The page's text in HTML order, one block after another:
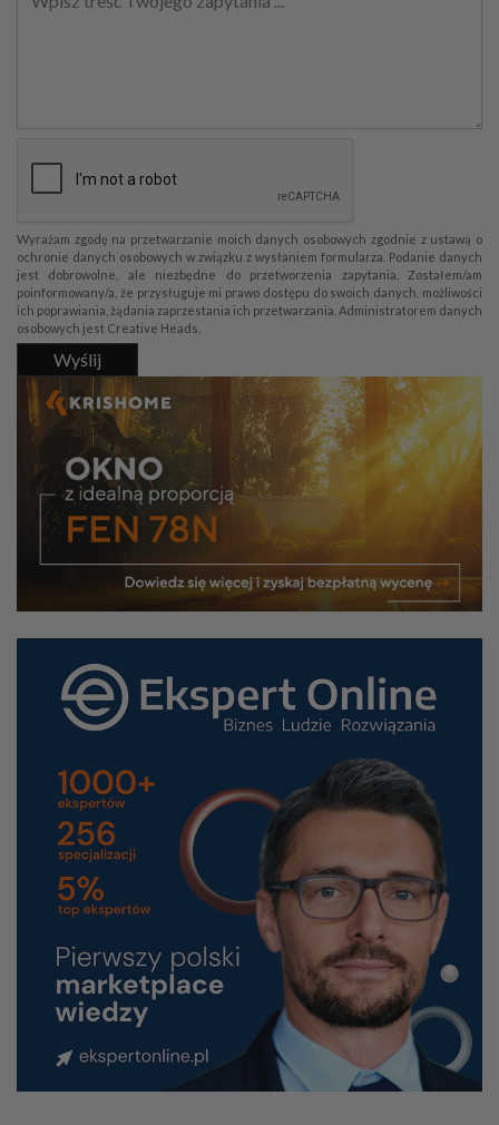
Wyrażam zgodę na przetwarzanie moich danych osobowych zgodnie z ustawą o
ochronie danych osobowych w związku z wysłaniem formularza. Podanie danych
jest dobrowolne, ale niezbędne do przetworzenia zapytania. Zostałem/am
poinformowany/a, że przysługuje mi prawo dostępu do swoich danych, możliwości
ich poprawiania, żądania zaprzestania ich przetwarzania. Administratorem danych
osobowych jest Creative Heads.
Wyślij